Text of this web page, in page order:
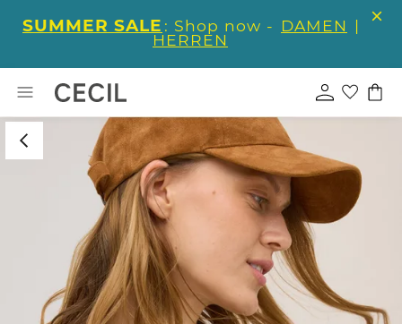
SUMMER SALE : Shop now - DAMEN |
HERREN